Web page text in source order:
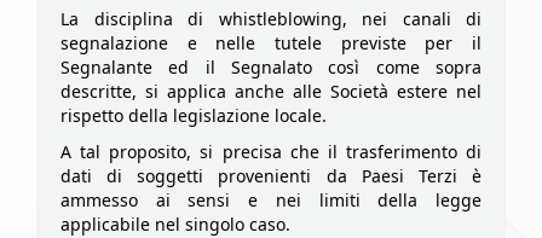
La disciplina di whistleblowing, nei canali di
segnalazione e nelle tutele previste per il
Segnalante ed il Segnalato così come sopra
descritte, si applica anche alle Società estere nel
rispetto della legislazione locale.
A tal proposito, si precisa che il trasferimento di
dati di soggetti provenienti da Paesi Terzi è
ammesso ai sensi e nei limiti della legge
applicabile nel singolo caso.